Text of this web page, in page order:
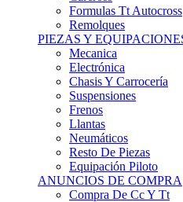
Remolques
PIEZAS Y EQUIPACIONES
Mecanica
Electrónica
Chasis Y Carrocería
Suspensiones
Frenos
Llantas
Neumáticos
Resto De Piezas
Equipación Piloto
ANUNCIOS DE COMPRA
Compra De Cc Y Tt
Compra De Piezas